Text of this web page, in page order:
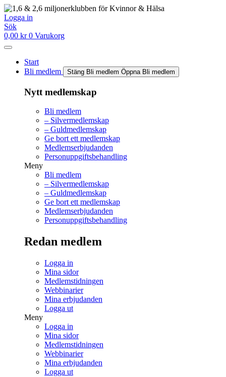
Hoppa
till
innehåll
Logga in
Sök
0,00 kr 0 Varukorg
Start
Bli medlem
Stäng Bli medlem Öppna Bli medlem
Nytt medlemskap
Bli medlem
– Silvermedlemskap
– Guldmedlemskap
Ge bort ett medlemskap
Medlemserbjudanden
Personuppgiftsbehandling
Meny
Bli medlem
– Silvermedlemskap
– Guldmedlemskap
Ge bort ett medlemskap
Medlemserbjudanden
Personuppgiftsbehandling
Redan medlem
Logga in
Mina sidor
Medlemstidningen
Webbinarier
Mina erbjudanden
Logga ut
Meny
Logga in
Mina sidor
Medlemstidningen
Webbinarier
Mina erbjudanden
Logga ut